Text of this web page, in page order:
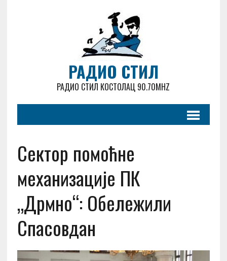
РАДИО СТИЛ
РАДИО СТИЛ КОСТОЛАЦ 90.70MHZ
Сектор помоћне
механизације ПК
„Дрмно“: Обележили
Спасовдан